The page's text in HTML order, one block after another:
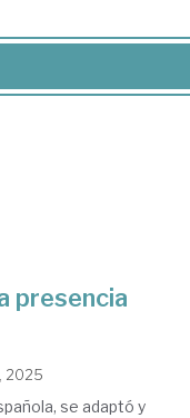
presencia
2025
se adaptó y